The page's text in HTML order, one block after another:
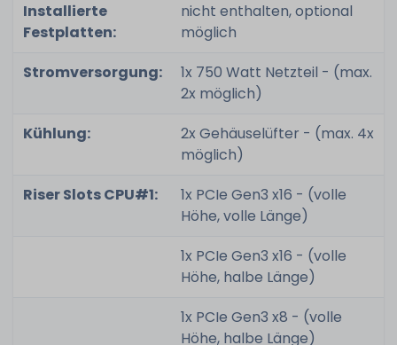
Installierte
Festplatten:
nicht enthalten, optional
möglich
Stromversorgung:
1x 750 Watt Netzteil - (max.
2x möglich)
Kühlung:
2x Gehäuselüfter - (max. 4x
möglich)
Riser Slots CPU#1:
1x PCIe Gen3 x16 - (volle
Höhe, volle Länge)
1x PCIe Gen3 x16 - (volle
Höhe, halbe Länge)
1x PCIe Gen3 x8 - (volle
Höhe, halbe Länge)